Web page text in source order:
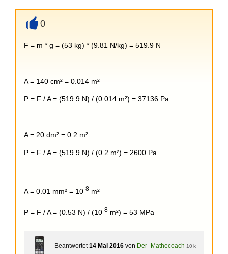
0
F = m * g = (53 kg) * (9.81 N/kg) = 519.9 N
A = 140 cm² = 0.014 m²
P = F / A = (519.9 N) / (0.014 m²) = 37136 Pa
A = 20 dm² = 0.2 m²
P = F / A = (519.9 N) / (0.2 m²) = 2600 Pa
A = 0.01 mm² = 10-8 m²
P = F / A = (0.53 N) / (10-8 m²) = 53 MPa
Beantwortet 14 Mai 2016 von Der_Mathecoach 10 k